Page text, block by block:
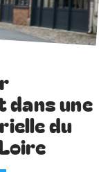
dans une
du